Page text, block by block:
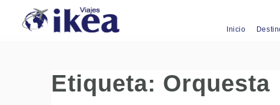
Inicio
Etiqueta: Orquesta